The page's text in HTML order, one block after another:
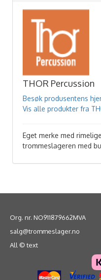
THOR Percussion
Besøk produsentens
Vis alle produkter fra
Eget merke med
trommeslageren med
Org. nr. NO911879662MVA
salg@trommeslager.no
All © text